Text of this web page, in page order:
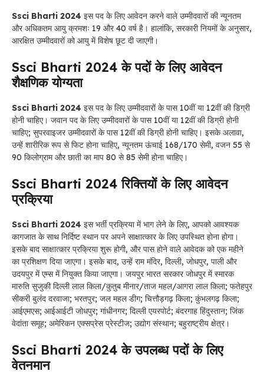
Ssci Bharti 2024 इस पद के लिए आवेदन करने वाले उम्मीदवारों की न्यूनतम
और अधिकतम आयु क्रमशः 19 और 40 वर्ष है। हालांकि, सरकारी नियमों के अनुसार,
आरक्षित उम्मीदवारों को आयु में विशेष छूट दी जाएगी।
Ssci Bharti 2024 के पदों के लिए आवेदन
शैक्षणिक योग्यता
Ssci Bharti 2024 इस पद के लिए उम्मीदवारों के पास 10वीं या 12वीं की डिग्री
होनी चाहिए। जवान पद के लिए उम्मीदवारों के पास 10वीं या 12वीं की डिग्री होनी
चाहिए; सुपरवाइजर उम्मीदवारों के पास 12वीं की डिग्री होनी चाहिए। इसके अलावा,
उन्हें शारीरिक रूप से फिट होना चाहिए, न्यूनतम ऊंचाई 168/170 सेमी, वजन 55 से
90 किलोग्राम और छाती का माप 80 से 85 सेमी होना चाहिए।
Ssci Bharti 2024 रिक्तियों के लिए आवेदन
प्रक्रिया
Ssci Bharti 2024 इस भर्ती प्रक्रिया में भाग लेने के लिए, आपको आवश्यक
कागजात के साथ निर्दिष्ट स्थान पर अपने साक्षात्कार के लिए उपस्थित होना होगा।
इसके बाद साक्षात्कार प्रक्रिया शुरू होगी, और पास होने वाले आवेदक को एक महीने
का प्रशिक्षण दिया जाएगा। इसके बाद, उन्हें राम मंदिर, दिल्ली, जोधपुर, पाली और
उदयपुर में एम्स में नियुक्त किया जाएगा। जयपुर भारत सरकार जोधपुर में स्मारक
मारुति सुजुकी दिल्ली लाल किला/कुतुब मीनार/ताज महल/आगरा लाल किला; फतेहपुर
सीकरी बुलंद दरवाजा; भरतपुर; जल महल डीग; चित्तौड़गढ़ किला; कुंभलगढ़ किला;
आईएमएस; आईआईटी जोधपुर; गांधीनगर; दिल्ली एयरपोर्ट; बंदरगाह हिंदुस्तान; जिंक
वेदांता समूह; अमेरिकन एक्सप्रेस प्रेस्टीज; उद्योग संस्थान; बहुराष्ट्रीय क्षेत्र।
Ssci Bharti 2024 के उपलब्ध पदों के लिए
वेतनमान